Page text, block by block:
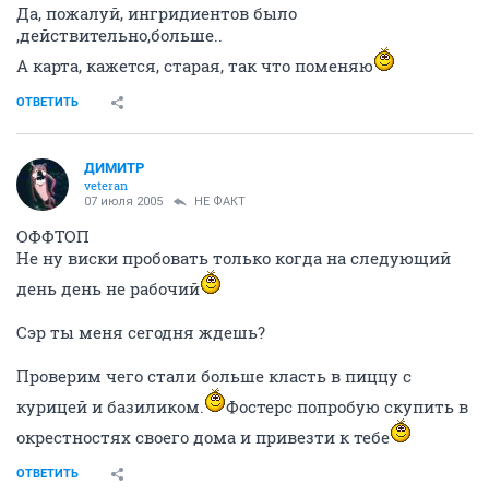
Да, пожалуй, ингридиентов было
,действительно,больше..
А карта, кажется, старая, так что поменяю
ОТВЕТИТЬ
ДИМИТР
veteran
07 июля 2005 НЕ ФАКТ
ОФФТОП
Не ну виски пробовать только когда на следующий
день день не рабочий
Сэр ты меня сегодня ждешь?
Проверим чего стали больше класть в пиццу с
курицей и базиликом.
Фостерс попробую скупить в
окрестностях своего дома и привезти к тебе
ОТВЕТИТЬ